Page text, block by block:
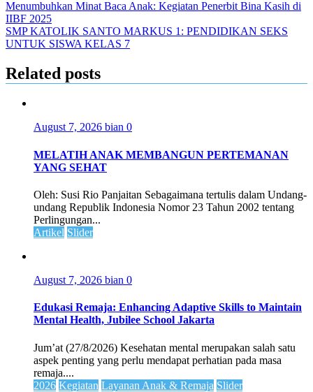
Menumbuhkan Minat Baca Anak: Kegiatan Penerbit Bina Kasih di
IIBF 2025
SMP KATOLIK SANTO MARKUS 1: PENDIDIKAN SEKS
UNTUK SISWA KELAS 7
Related posts
August 7, 2026 bian 0
MELATIH ANAK MEMBANGUN PERTEMANAN
YANG SEHAT
Oleh: Susi Rio Panjaitan Sebagaimana tertulis dalam Undang-
undang Republik Indonesia Nomor 23 Tahun 2002 tentang
Perlingungan...
Artikel Slider
August 7, 2026 bian 0
Edukasi Remaja: Enhancing Adaptive Skills to Maintain
Mental Health, Jubilee School Jakarta
Jum’at (27/8/2026) Kesehatan mental merupakan salah satu
aspek penting yang perlu mendapat perhatian pada masa
remaja....
2026 Kegiatan Layanan Anak & Remaja Slider